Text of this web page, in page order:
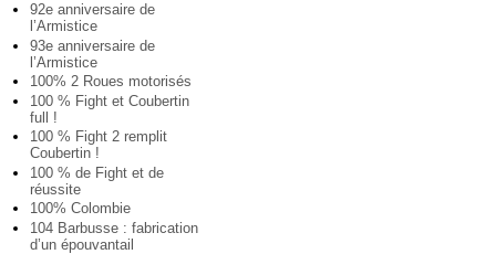
92e anniversaire de
l’Armistice
93e anniversaire de
l’Armistice
100% 2 Roues motorisés
100 % Fight et Coubertin
full !
100 % Fight 2 remplit
Coubertin !
100 % de Fight et de
réussite
100% Colombie
104 Barbusse : fabrication
d’un épouvantail